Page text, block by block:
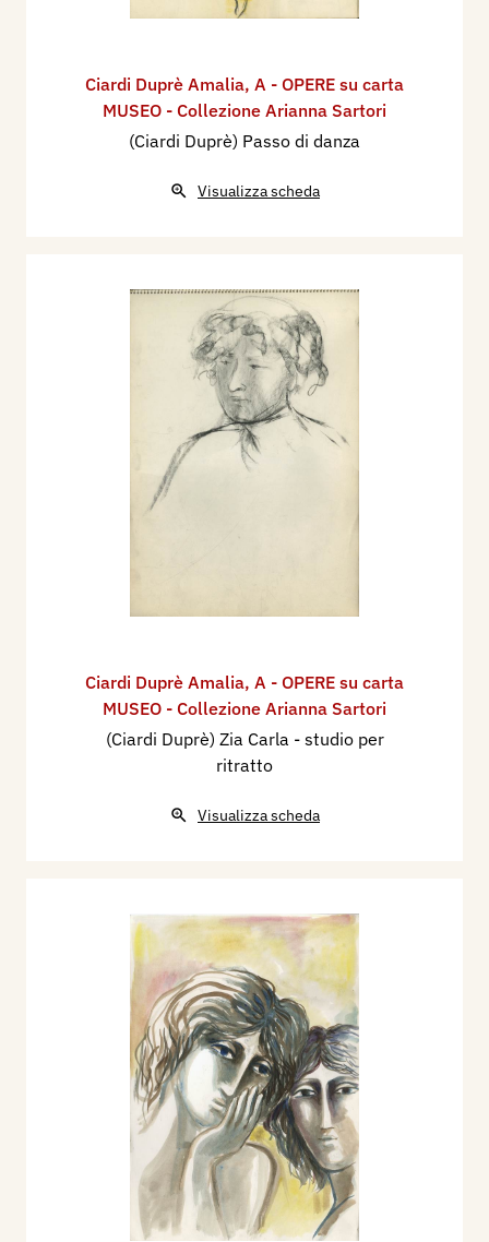
Ciardi Duprè Amalia, A - OPERE su carta
MUSEO - Collezione Arianna Sartori
(Ciardi Duprè) Passo di danza
Visualizza scheda
Ciardi Duprè Amalia, A - OPERE su carta
MUSEO - Collezione Arianna Sartori
(Ciardi Duprè) Zia Carla - studio per
ritratto
Visualizza scheda